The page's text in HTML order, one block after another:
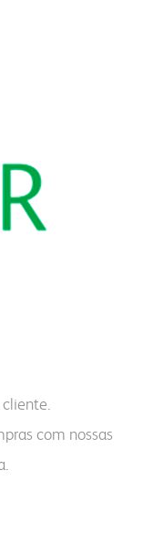
com nossas